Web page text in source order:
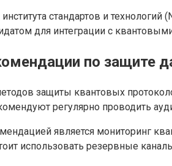
стандартов и
для интеграции с
по защите
защиты квантовых
регулярно проводить
является мониторинг
использовать резервные